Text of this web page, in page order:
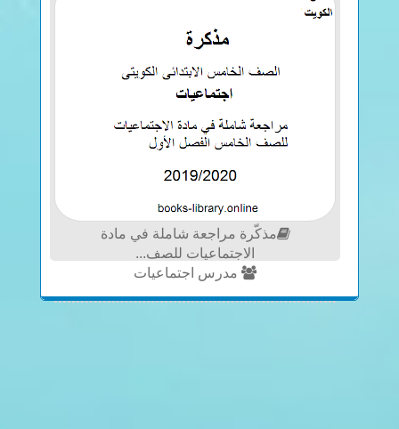
مذكّرة مراجعة شاملة في مادة
الاجتماعيات للصف...
مدرس اجتماعيات